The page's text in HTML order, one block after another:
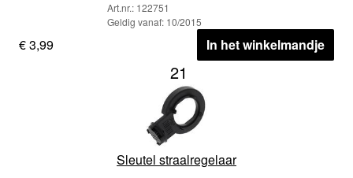
Art.nr.: 122751
Geldig vanaf: 10/2015
€ 3,99 In het winkelmandje
21
Sleutel straalregelaar